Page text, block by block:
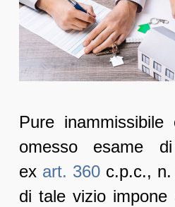
Pure
omesso esame
ex art. 360c.p.c., n.
di tale vizio